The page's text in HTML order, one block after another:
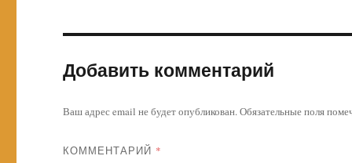
Добавить комментарий
Ваш адрес email не будет опубликован.Обязательные поля
КОММЕНТАРИЙ *